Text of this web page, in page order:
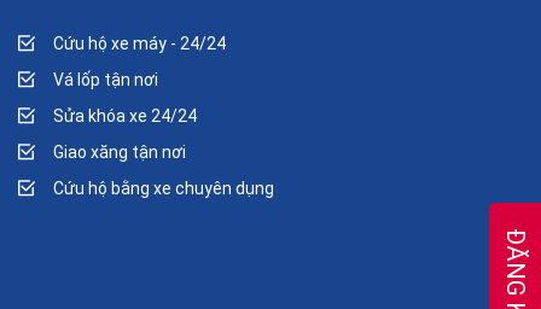
ĐĂNG KÝ
Cứu hộ xe máy - 24/24
Vá lốp tận nơi
Sửa khóa xe 24/24
Giao xăng tận nơi
Cứu hộ bằng xe chuyên dụng